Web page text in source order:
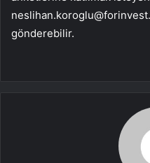
gönderebilir.